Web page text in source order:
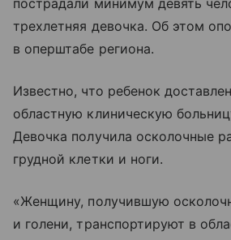
трехлетняя девочка. Об этом
в оперштабе региона.
Известно, что ребенок
областную клиническую
Девочка получила осколочные
грудной клетки и ноги.
«Женщину, получившую
и голени, транспортируют в